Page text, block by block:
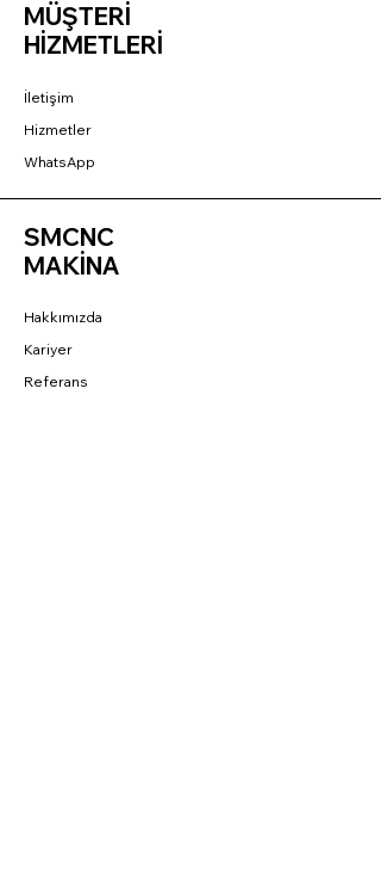
MÜŞTERİ
HİZMETLERİ
İletişim
Hizmetler
WhatsApp
SMCNC
MAKİNA
Hakkımızda
Kariyer
Referans